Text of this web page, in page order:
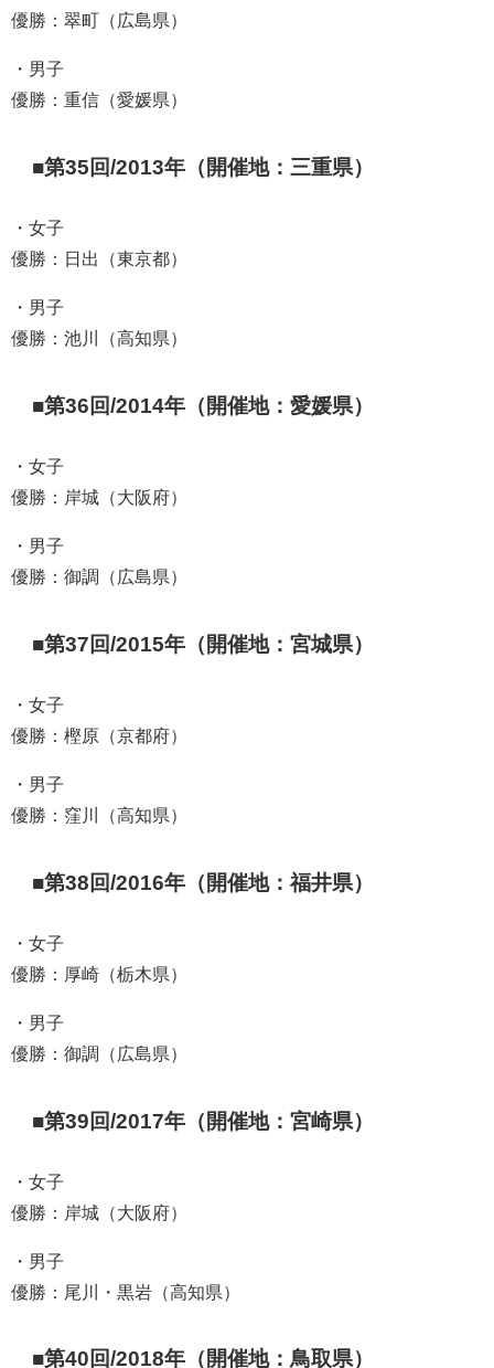
優勝：翠町（広島県）
・男子
優勝：重信（愛媛県）
■第35回/2013年（開催地：三重県）
・女子
優勝：日出（東京都）
・男子
優勝：池川（高知県）
■第36回/2014年（開催地：愛媛県）
・女子
優勝：岸城（大阪府）
・男子
優勝：御調（広島県）
■第37回/2015年（開催地：宮城県）
・女子
優勝：樫原（京都府）
・男子
優勝：窪川（高知県）
■第38回/2016年（開催地：福井県）
・女子
優勝：厚崎（栃木県）
・男子
優勝：御調（広島県）
■第39回/2017年（開催地：宮崎県）
・女子
優勝：岸城（大阪府）
・男子
優勝：尾川・黒岩（高知県）
■第40回/2018年（開催地：鳥取県）